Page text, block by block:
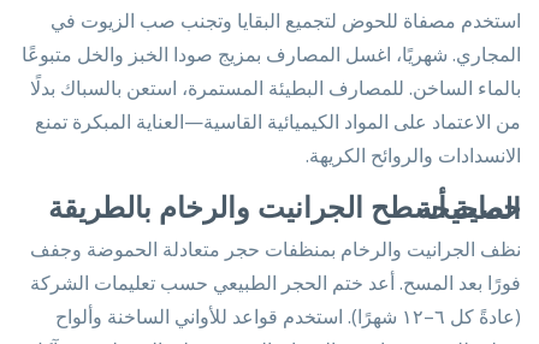
استخدم مصفاة للحوض لتجميع البقايا وتجنب صب الزيوت في
المجاري. شهريًا، اغسل المصارف بمزيج صودا الخبز والخل متبوعًا
بالماء الساخن. للمصارف البطيئة المستمرة، استعن بالسباك بدلًا
من الاعتماد على المواد الكيميائية القاسية—العناية المبكرة تمنع
الانسدادات والروائح الكريهة.
حماية أسطح الجرانيت والرخام بالطريقة الصحيحة
نظف الجرانيت والرخام بمنظفات حجر متعادلة الحموضة وجفف
فورًا بعد المسح. أعد ختم الحجر الطبيعي حسب تعليمات الشركة
(عادةً كل ٦–١٢ شهرًا). استخدم قواعد للأواني الساخنة وألواح